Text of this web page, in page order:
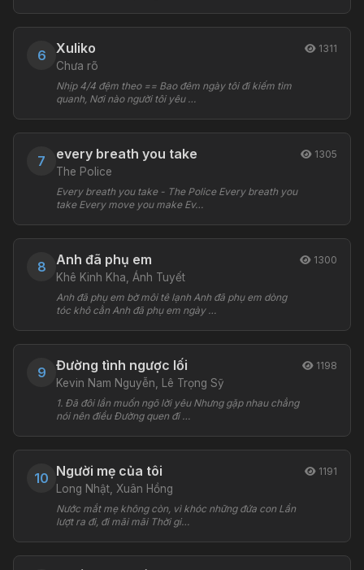
6 Xuliko
Chưa rõ
Nhịp 4/4 đệm theo == Bao đêm ngày tôi đi kiếm tìm
quanh, Nơi nào người tôi yêu …
1311
7 every breath you take
The Police
Every breath you take - The Police Every breath you
take Every move you make Ev…
1305
8 Anh đã phụ em
Khê Kinh Kha, Ánh Tuyết
Anh đã phụ em bờ môi tê lạnh Anh đã phụ em dòng
tóc khô cằn Anh đã phụ em ngày …
1300
9 Đường tình ngược lối
Kevin Nam Nguyễn, Lê Trọng Sỹ
1. Đã đôi lần muốn ngõ lời yêu Nhưng gặp nhau chẳng
nói nên điều Đường quen đi …
1198
10 Người mẹ của tôi
Long Nhật, Xuân Hồng
Nước mắt mẹ không còn, vì khóc những đứa con Lần
lượt ra đi, đi mãi mãi Thời gi…
1191